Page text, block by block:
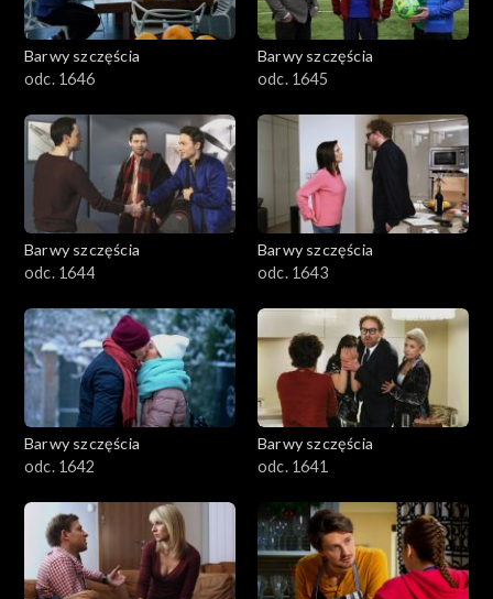
Barwy szczęścia
odc. 1646
Barwy szczęścia
odc. 1645
Barwy szczęścia
odc. 1644
Barwy szczęścia
odc. 1643
Barwy szczęścia
odc. 1642
Barwy szczęścia
odc. 1641